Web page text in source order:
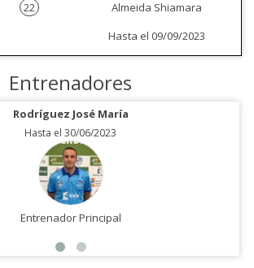
22
Almeida Shiamara
Hasta el 09/09/2023
Entrenadores
Rodríguez José María
Hasta el 30/06/2023
Entrenador Principal